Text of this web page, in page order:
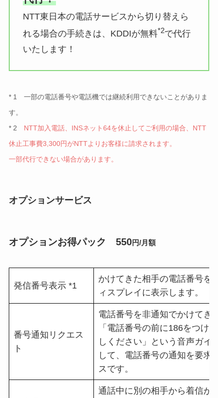
NTT東日本の電話サービスから切り替えら
れる場合の手続きは、KDDIが無料*2で代行
いたします！
* 1 一部の電話番号や電話機では継続利用できないことがありま
す。
* 2 NTT加入電話、INSネット64を休止してご利用の場合、NTT
休止工事費3,300円がNTTよりお客様に請求されます。
一部代行できない場合があります。
オプションサービス
オプションお得パック 550円/月額
発信番号表示 *1
かけてきた相手の電話番号を
ィスプレイに表示します。
番号通知リクエス
ト
電話番号を非通知でかけてき
「電話番号の前に186をつけ
しください」という音声ガイ
して、電話番号の通知を要求
スです。
通話中に別の相手から着信が